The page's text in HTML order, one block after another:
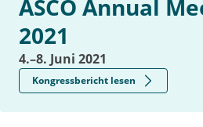
ASCO Annual
2021
4.–8. Juni 2021
Kongressbericht lesen